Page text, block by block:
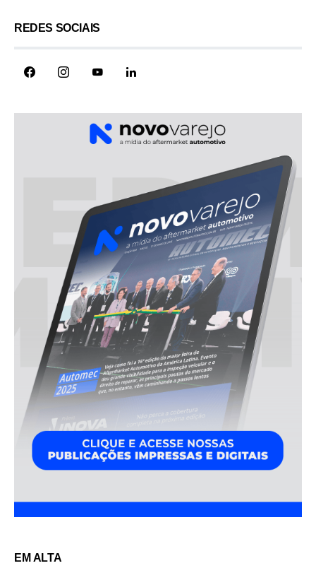
REDES SOCIAIS
EM ALTA